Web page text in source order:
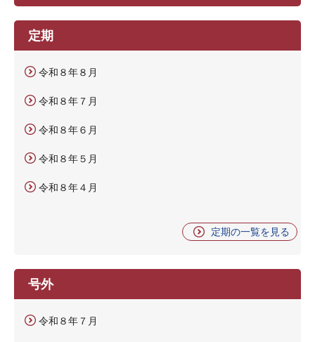
定期
令和８年８月
令和８年７月
令和８年６月
令和８年５月
令和８年４月
定期の一覧を見る
号外
令和８年７月